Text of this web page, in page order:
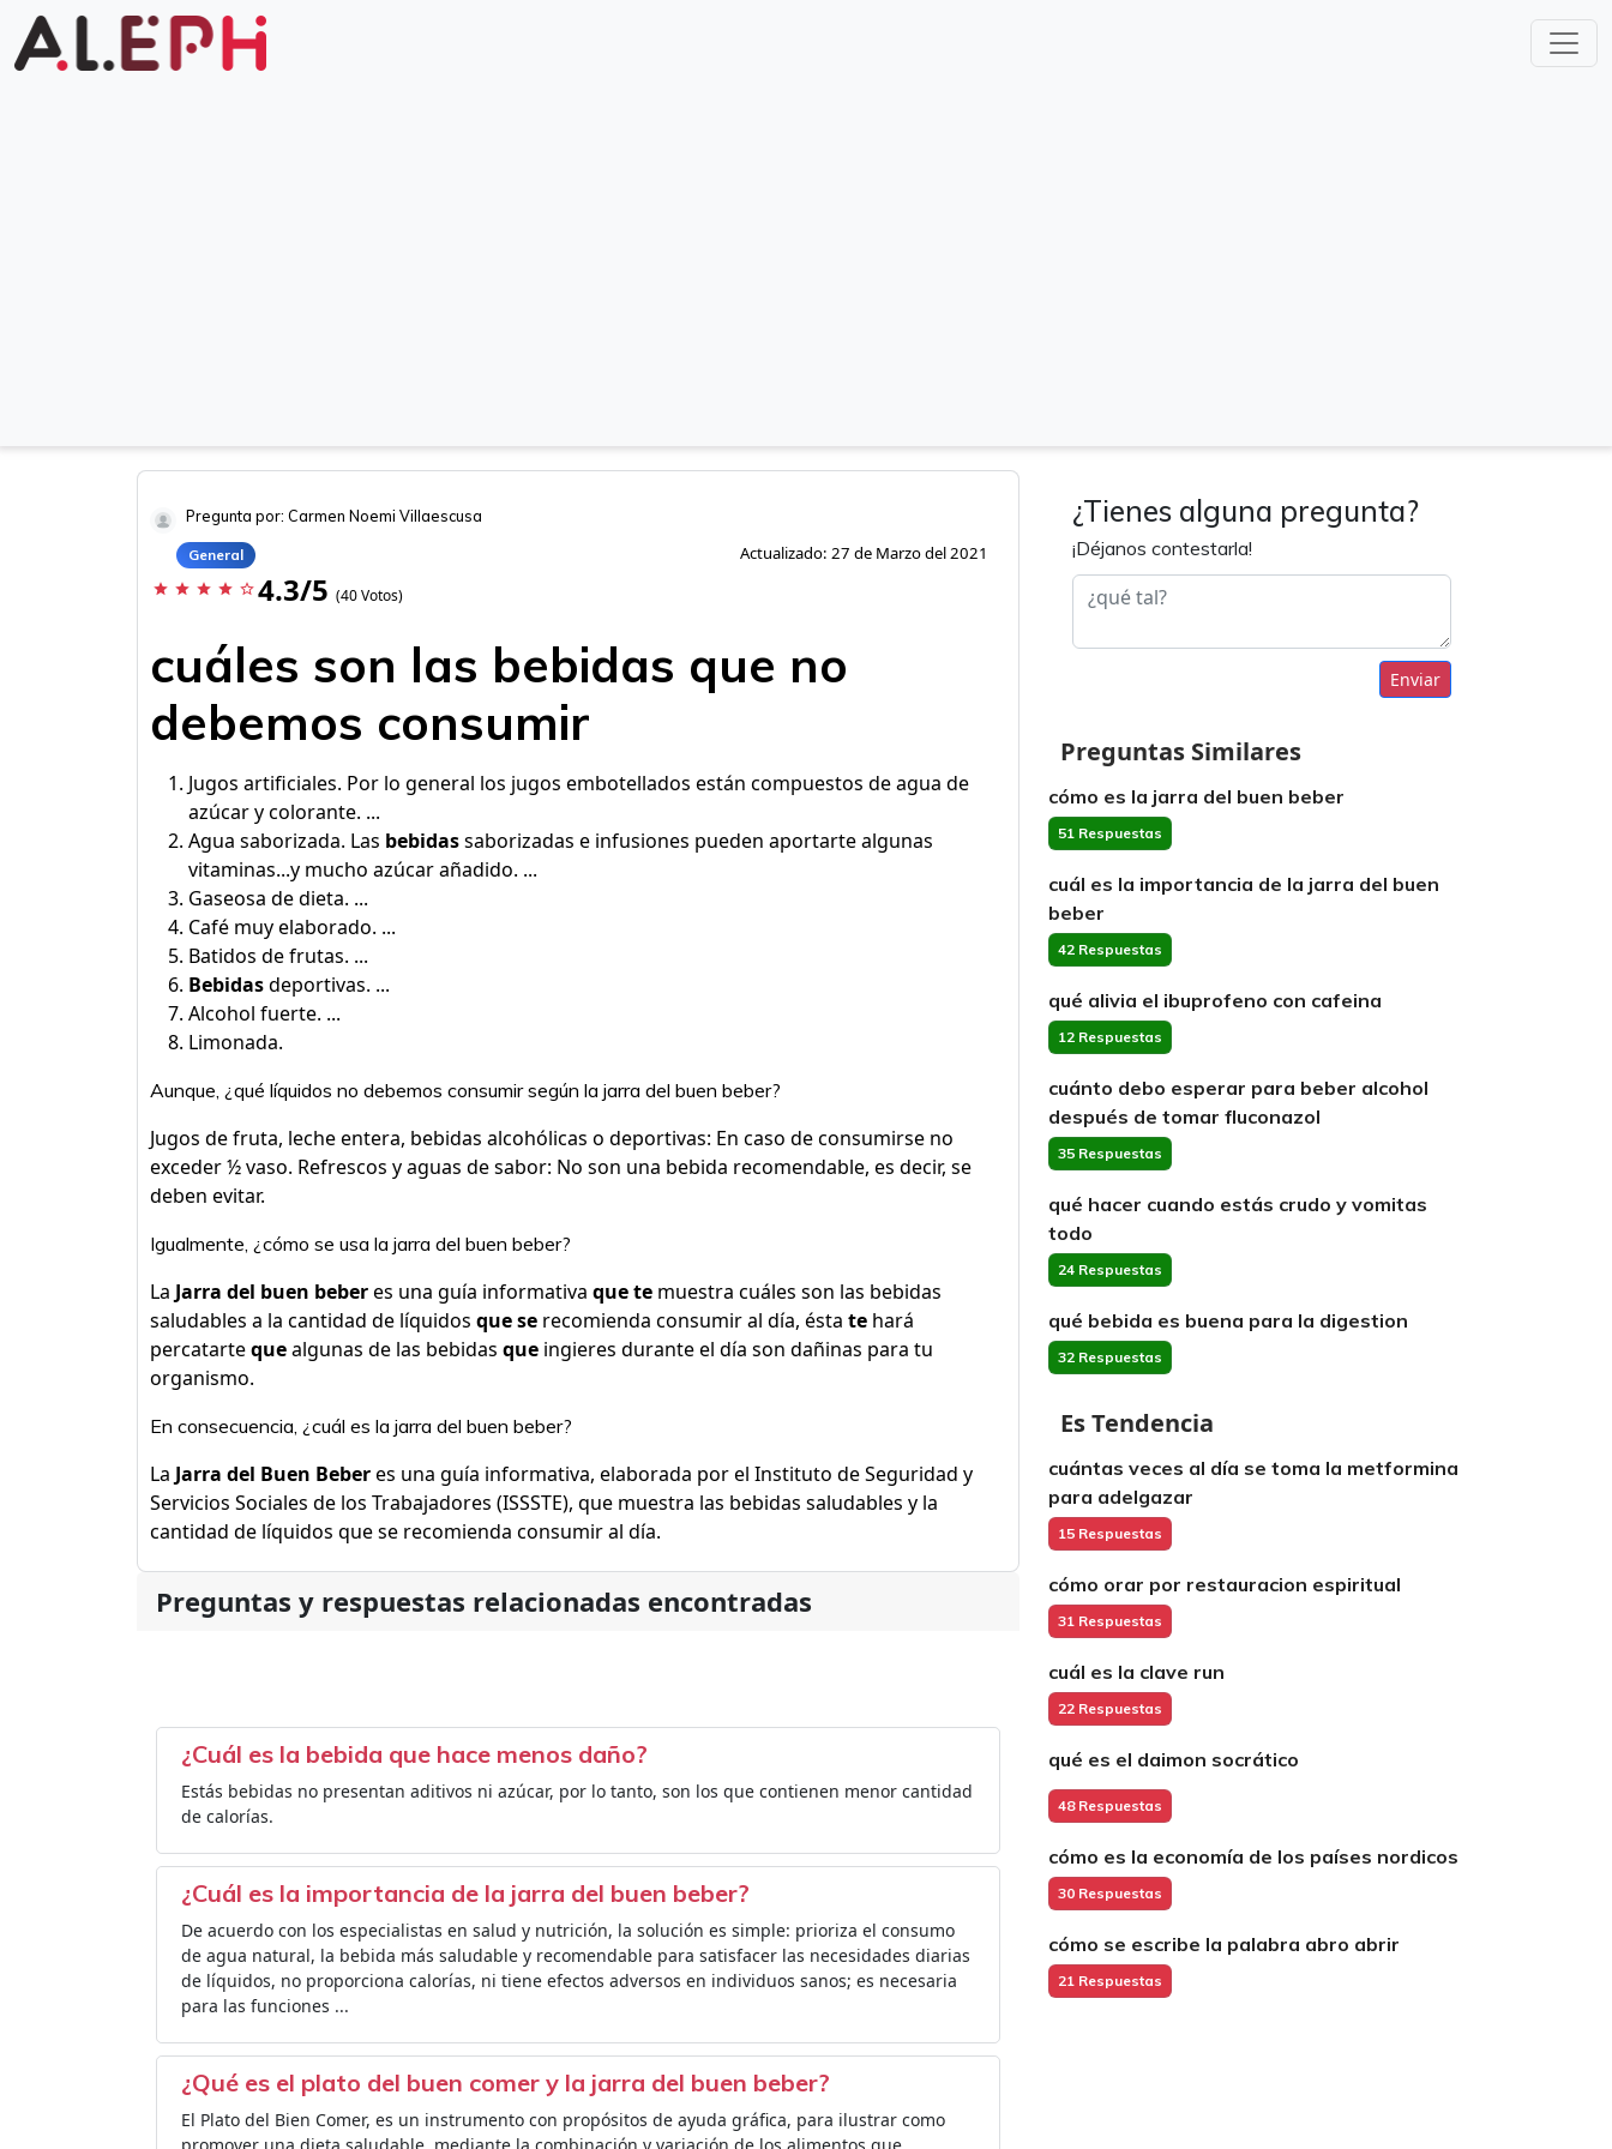
Pregunta por: Carmen Noemi Villaescusa
General Actualizado: 27 de Marzo del 2021
star star star star star_border 4.3/5 (40 Votos)
cuáles son las bebidas que no
debemos consumir
Jugos artificiales. Por lo general los jugos embotellados están compuestos de agua de
azúcar y colorante. ...
Agua saborizada. Las bebidassaborizadas e infusiones pueden aportarte algunas
vitaminas...y mucho azúcar añadido. ...
Gaseosa de dieta. ...
Café muy elaborado. ...
Batidos de frutas. ...
Bebidasdeportivas. ...
Alcohol fuerte. ...
Limonada.
Aunque, ¿qué líquidos no debemos consumir según la jarra del buen beber?
Jugos de fruta, leche entera, bebidas alcohólicas o deportivas: En caso de consumirse no
exceder ½ vaso. Refrescos y aguas de sabor: No son una bebida recomendable, es decir, se
deben evitar.
Igualmente, ¿cómo se usa la jarra del buen beber?
La Jarra del buen beberes una guía informativa que te muestra cuáles son las bebidas
saludables a la cantidad de líquidos que se recomienda consumir al día, ésta te hará
percatartequealgunas de las bebidas que ingieres durante el día son dañinas para tu
organismo.
En consecuencia, ¿cuál es la jarra del buen beber?
La Jarra del Buen Beberes una guía informativa, elaborada por el Instituto de Seguridad y
Servicios Sociales de los Trabajadores (ISSSTE), que muestra las bebidas saludables y la
cantidad de líquidos que se recomienda consumir al día.
Preguntas y respuestas relacionadas encontradas
¿Cuál es la bebida que hace menos daño?
Estás bebidas no presentan aditivos ni azúcar, por lo tanto, son los que contienen menor cantidad
de calorías.
¿Cuál es la importancia de la jarra del buen beber?
De acuerdo con los especialistas en salud y nutrición, la solución es simple: prioriza el consumo
de agua natural, la bebida más saludable y recomendable para satisfacer las necesidades diarias
de líquidos, no proporciona calorías, ni tiene efectos adversos en individuos sanos; es necesaria
para las funciones ...
¿Qué es el plato del buen comer y la jarra del buen beber?
El Plato del Bien Comer, es un instrumento con propósitos de ayuda gráfica, para ilustrar como
¿Tienes alguna pregunta?
¡Déjanos contestarla!
Enviar
Preguntas Similares
cómo es la jarra del buen beber
51 Respuestas
cuál es la importancia de la jarra del buen
beber
42 Respuestas
qué alivia el ibuprofeno con cafeina
12 Respuestas
cuánto debo esperar para beber alcohol
después de tomar fluconazol
35 Respuestas
qué hacer cuando estás crudo y vomitas
todo
24 Respuestas
qué bebida es buena para la digestion
32 Respuestas
Es Tendencia
cuántas veces al día se toma la metformina
para adelgazar
15 Respuestas
cómo orar por restauracion espiritual
31 Respuestas
cuál es la clave run
22 Respuestas
qué es el daimon socrático
48 Respuestas
cómo es la economía de los países nordicos
30 Respuestas
cómo se escribe la palabra abro abrir
21 Respuestas